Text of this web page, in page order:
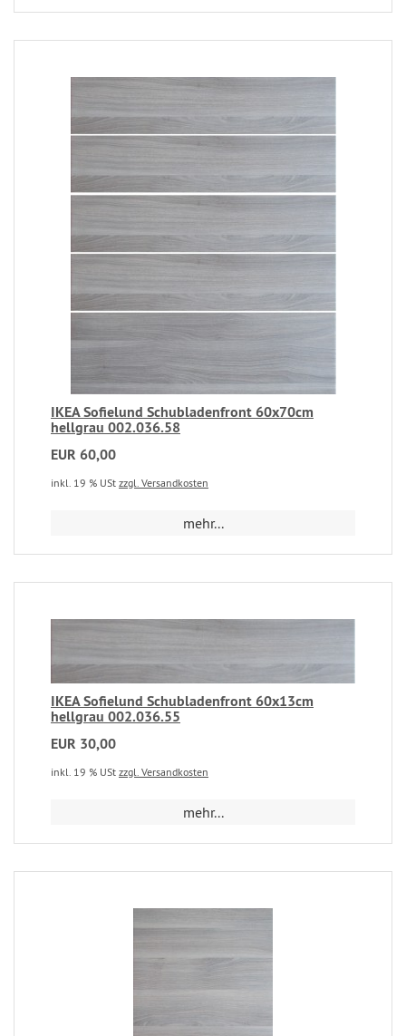
IKEA Sofielund Schubladenfront 60x70cm
hellgrau 002.036.58
EUR 60,00
inkl. 19 % USt zzgl. Versandkosten
mehr...
IKEA Sofielund Schubladenfront 60x13cm
hellgrau 002.036.55
EUR 30,00
inkl. 19 % USt zzgl. Versandkosten
mehr...